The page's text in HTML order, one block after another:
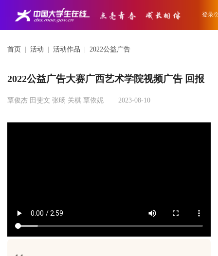
登录/
首页 活动 活动作品 2022公益广告
2022公益广告大赛广西艺术学院视频广告 回报
覃俊杰 田斐文 张旸 关棋 覃依妮 2023-08-10